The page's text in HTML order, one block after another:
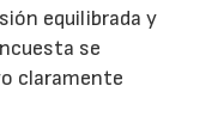
equilibrada y
se
claramente